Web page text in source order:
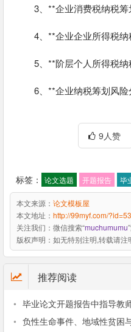
3、**企业消费税纳税筹
4、**企业企业所得税纳
5、**阶层个人所得税纳
6、**企业纳税筹划风
9人赞
标签： 论文选题 开题报告 毕
本文来源： 论文模板屋
本文地址： http://99myf.com/
关注我们： 微信搜索“muchumumu
版权声明： 如无特别注明,转载请注
推荐阅读
• 毕业论文开题报告中指导教
• 负性生命事件、地域性贫困与农村光